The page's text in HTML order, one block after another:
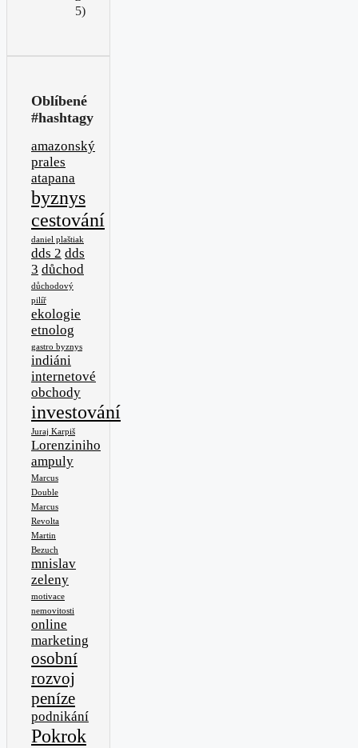
5)
Oblíbené
#hashtagy
amazonský
prales
atapana
byznys
cestování
daniel plaštiak
dds 2 dds
3 důchod
důchodový
pilíř
ekologie
etnolog
gastro byznys
indiáni
internetové
obchody
investování
Juraj Karpiš
Lorenziniho
ampuly
Marcus
Double
Marcus
Revolta
Martin
Bezuch
mnislav
zeleny
motivace
nemovitosti
online
marketing
osobní
rozvoj
peníze
podnikání
Pokrok